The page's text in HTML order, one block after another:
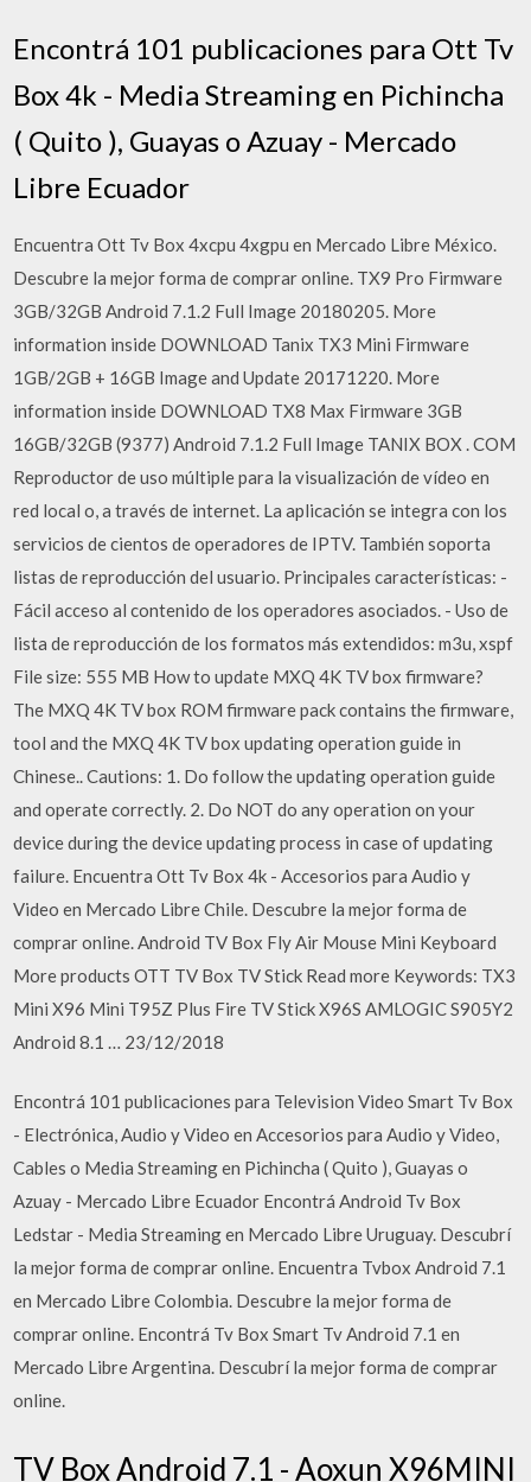
Encontrá 101 publicaciones para Ott Tv
Box 4k - Media Streaming en Pichincha
( Quito ), Guayas o Azuay - Mercado
Libre Ecuador
Encuentra Ott Tv Box 4xcpu 4xgpu en Mercado Libre México.
Descubre la mejor forma de comprar online. TX9 Pro Firmware
3GB/32GB Android 7.1.2 Full Image 20180205. More
information inside DOWNLOAD Tanix TX3 Mini Firmware
1GB/2GB + 16GB Image and Update 20171220. More
information inside DOWNLOAD TX8 Max Firmware 3GB
16GB/32GB (9377) Android 7.1.2 Full Image TANIX BOX . COM
Reproductor de uso múltiple para la visualización de vídeo en
red local o, a través de internet. La aplicación se integra con los
servicios de cientos de operadores de IPTV. También soporta
listas de reproducción del usuario. Principales características: -
Fácil acceso al contenido de los operadores asociados. - Uso de
lista de reproducción de los formatos más extendidos: m3u, xspf
File size: 555 MB How to update MXQ 4K TV box firmware?
The MXQ 4K TV box ROM firmware pack contains the firmware,
tool and the MXQ 4K TV box updating operation guide in
Chinese.. Cautions: 1. Do follow the updating operation guide
and operate correctly. 2. Do NOT do any operation on your
device during the device updating process in case of updating
failure. Encuentra Ott Tv Box 4k - Accesorios para Audio y
Video en Mercado Libre Chile. Descubre la mejor forma de
comprar online. Android TV Box Fly Air Mouse Mini Keyboard
More products OTT TV Box TV Stick Read more Keywords: TX3
Mini X96 Mini T95Z Plus Fire TV Stick X96S AMLOGIC S905Y2
Android 8.1 … 23/12/2018
Encontrá 101 publicaciones para Television Video Smart Tv Box
- Electrónica, Audio y Video en Accesorios para Audio y Video,
Cables o Media Streaming en Pichincha ( Quito ), Guayas o
Azuay - Mercado Libre Ecuador Encontrá Android Tv Box
Ledstar - Media Streaming en Mercado Libre Uruguay. Descubrí
la mejor forma de comprar online. Encuentra Tvbox Android 7.1
en Mercado Libre Colombia. Descubre la mejor forma de
comprar online. Encontrá Tv Box Smart Tv Android 7.1 en
Mercado Libre Argentina. Descubrí la mejor forma de comprar
online.
TV Box Android 7.1 - Aoxun X96MINI